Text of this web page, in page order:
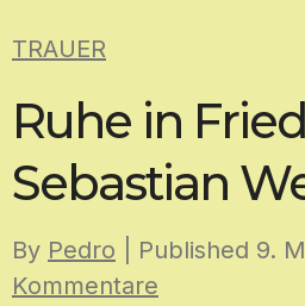
toTRAUER
Ruhe in
Sebastian
By Pedro | Published 9.
Kommentare